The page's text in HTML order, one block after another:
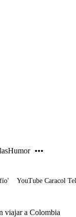
Humor
YouTube Caracol
viajar a Colombia